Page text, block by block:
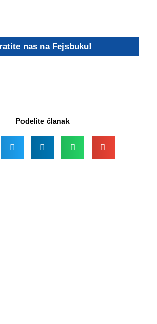
nas na Fejsbuku!
Podelite članak